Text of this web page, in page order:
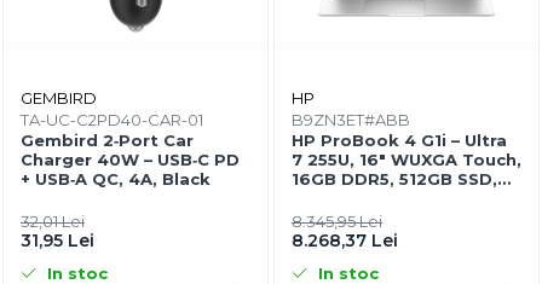
GEMBIRD
TA-UC-C2PD40-CAR-01
Gembird 2‑Port Car
Charger 40W – USB‑C PD
+ USB‑A QC, 4A, Black
32,01 Lei
31,95 Lei
In stoc
HP
B9ZN3ET#ABB
HP ProBook 4 G1i – Ultra
7 255U, 16" WUXGA Touch,
16GB DDR5, 512GB SSD,
8.345,95 Lei
8.268,37 Lei
In stoc